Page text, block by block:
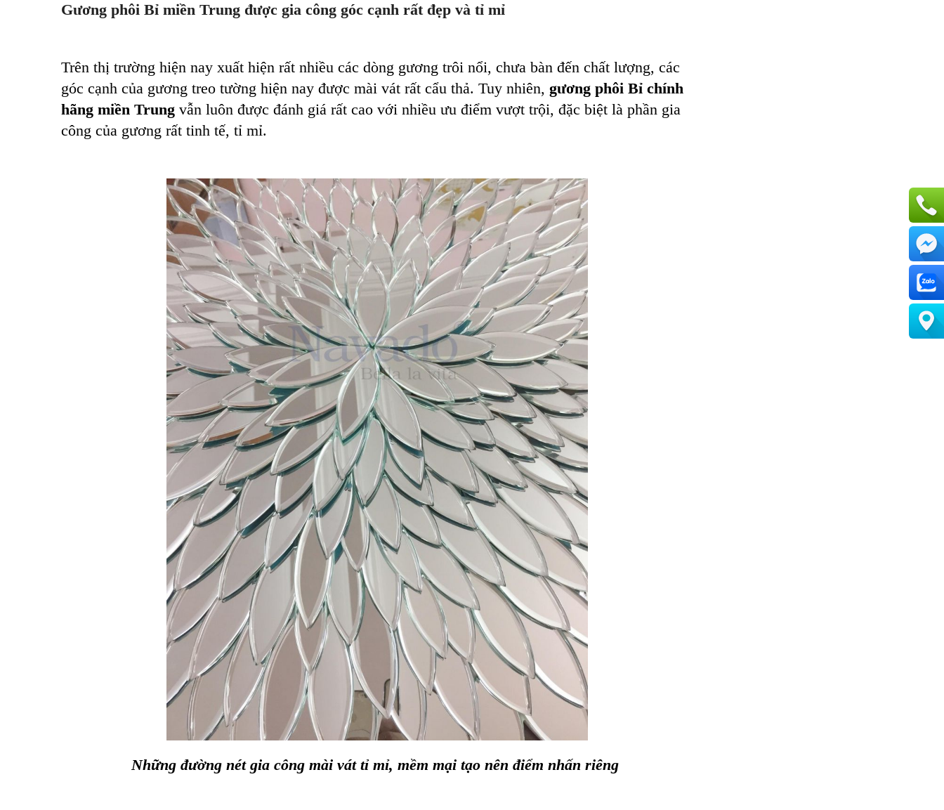
Gương phôi Bỉ miền Trung được gia công góc cạnh rất đẹp và tỉ mỉ
Trên thị trường hiện nay xuất hiện rất nhiều các dòng gương trôi nổi, chưa bàn đến chất lượng, các
góc cạnh của gương treo tường hiện nay được mài vát rất cẩu thả. Tuy nhiên, gương phôi Bỉ chính
hãng miền Trung vẫn luôn được đánh giá rất cao với nhiều ưu điểm vượt trội, đặc biệt là phần gia
công của gương rất tinh tế, tỉ mỉ.
Những đường nét gia công mài vát tỉ mỉ, mềm mại tạo nên điểm nhấn riêng